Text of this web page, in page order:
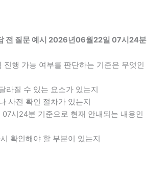
전 질문 예시 2026년06월22일 07시24분
진행 가능 여부를 판단하는 기준은 무엇인
라질 수 있는 요소가 있는지
사전 확인 절차가 있는지
시24분 기준으로 현재 안내되는 내용인
확인해야 할 부분이 있는지